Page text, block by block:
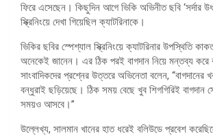
ফিরে এসেছেন। কিছুদিন আগে ভিকি অভিনীত ছবি ‘সর্দার
স্ক্রিনিংয়ে দেখা গিয়েছিল ক্যাটরিনাকে।
ভিকির ছবির স্পেশ্যাল স্ক্রিনিংয়ে ক্যাটরিনার উপস্থিতি
অনেকেই জানেন। এর ঠিক পরই বাগদান নিয়ে মন্তব্য করে
সাংবাদিকদের প্রশ্নের উত্তরে অভিনেতা বলেন, “বাগদানের
বন্ধুরাই ছড়িয়েছে। ঠিক সময় বেছে খুব শিগগিরিই বাগদান
সময়ও আসবে।”
উল্লেখ্য, সালমান খানের হাত ধরেই বলিউডে প্রবেশ